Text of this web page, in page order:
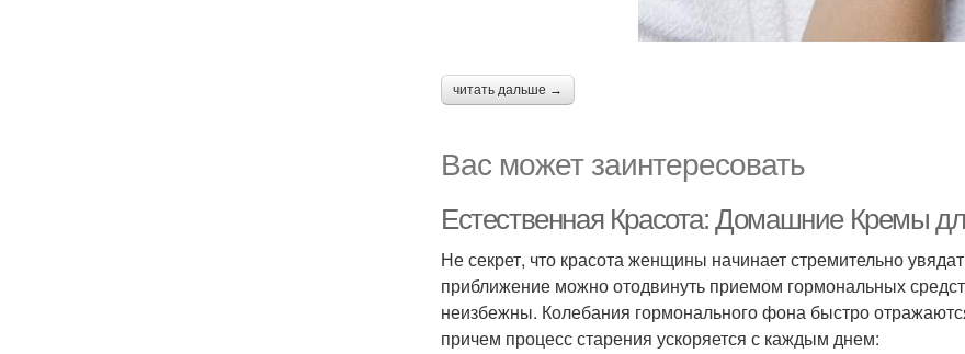
читать дальше →
Вас может заинтересовать
Естественная Красота: Домашние Кремы
Не секрет, что красота женщины начинает стремительно
приближение можно отодвинуть приемом гормональных
неизбежны. Колебания гормонального фона быстро
причем процесс старения ускоряется с каждым днем: